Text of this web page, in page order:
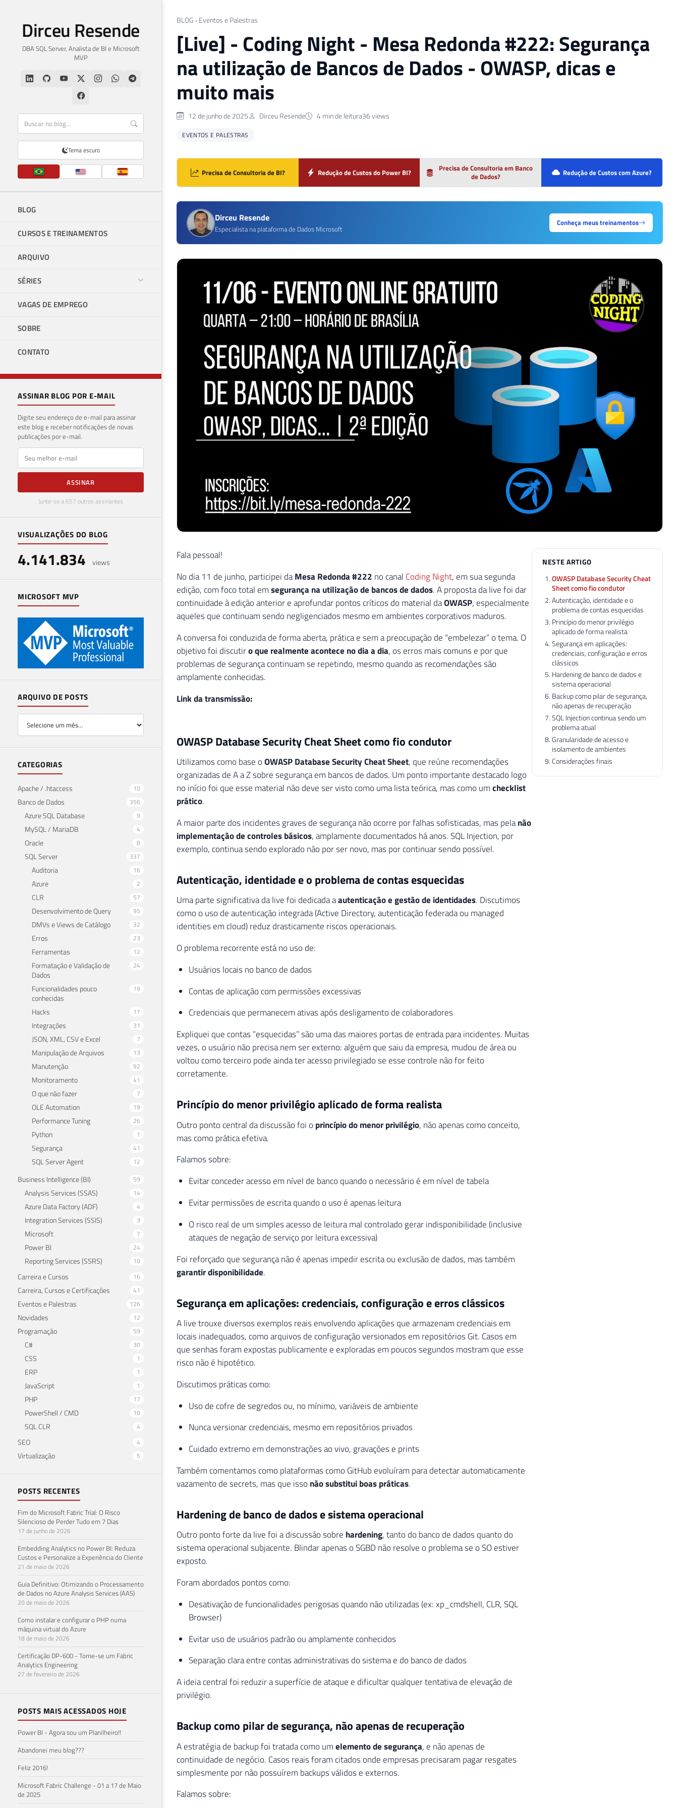
Dirceu Resende
DBA SQL Server, Analista de BI e Microsoft
MVP
Tema escuro
BLOG
CURSOS E TREINAMENTOS
ARQUIVO
SÉRIES
VAGAS DE EMPREGO
SOBRE
CONTATO
ASSINAR BLOG POR E-MAIL
Digite seu endereço de e-mail para assinar
este blog e receber notificações de novas
publicações por e-mail.
E-mail
ASSINAR
Junte-se a 657 outros assinantes
VISUALIZAÇÕES DO BLOG
4.141.834 views
MICROSOFT MVP
ARQUIVO DE POSTS
CATEGORIAS
Apache / .htaccess 10
Banco de Dados 356
Azure SQL Database 9
MySQL / MariaDB 4
Oracle 8
SQL Server 337
Auditoria 16
Azure 2
CLR 57
Desenvolvimento de Query 95
DMVs e Views de Catálogo 32
Erros 23
Ferramentas 12
Formatação e Validação de
Dados
24
Funcionalidades pouco
conhecidas
19
Hacks 17
Integrações 31
JSON, XML, CSV e Excel 7
Manipulação de Arquivos 13
Manutenção 92
Monitoramento 41
O que não fazer 7
OLE Automation 19
Performance Tuning 26
Python 1
Segurança 41
SQL Server Agent 12
Business Intelligence (BI) 59
Analysis Services (SSAS) 14
Azure Data Factory (ADF) 4
Integration Services (SSIS) 3
Microsoft 7
Power BI 24
Reporting Services (SSRS) 10
Carreira e Cursos 16
Carreira, Cursos e Certificações 41
Eventos e Palestras 126
Novidades 12
Programação 59
C# 30
CSS 1
ERP 1
JavaScript 1
PHP 17
PowerShell / CMD 10
SQL CLR 4
SEO 4
Virtualização 5
POSTS RECENTES
Fim do Microsoft Fabric Trial: O Risco
Silencioso de Perder Tudo em 7 Dias
17 de junho de 2026
Embedding Analytics no Power BI: Reduza
Custos e Personalize a Experiência do Cliente
21 de maio de 2026
Guia Definitivo: Otimizando o Processamento
de Dados no Azure Analysis Services (AAS)
20 de maio de 2026
Como instalar e configurar o PHP numa
máquina virtual do Azure
18 de maio de 2026
Certificação DP-600 - Torne-se um Fabric
Analytics Engineering
27 de fevereiro de 2026
POSTS MAIS ACESSADOS HOJE
Power BI - Agora sou um Planilheiro!!
Abandonei meu blog???
Feliz 2016!
Microsoft Fabric Challenge - 01 a 17 de Maio
de 2025
BLOG › Eventos e Palestras
[Live] - Coding Night - Mesa Redonda #222: Segurança
na utilização de Bancos de Dados - OWASP, dicas e
muito mais
12 de junho de 2025 Dirceu Resende 4 min de leitura36 views
EVENTOS E PALESTRAS
Precisa de Consultoria de BI? Redução de Custos do Power BI?
Precisa de Consultoria em Banco
de Dados?
Redução de Custos com Azure?
Dirceu Resende
Especialista na plataforma de Dados Microsoft
Conheça meus treinamentos
Fala pessoal!
No dia 11 de junho, participei daMesa Redonda #222 no canal Coding Night, em sua segunda
edição, com foco total emsegurança na utilização de bancos de dados. A proposta da live foi dar
continuidade à edição anterior e aprofundar pontos críticos do material daOWASP, especialmente
aqueles que continuam sendo negligenciados mesmo em ambientes corporativos maduros.
A conversa foi conduzida de forma aberta, prática e sem a preocupação de “embelezar” o tema. O
objetivo foi discutiro que realmente acontece no dia a dia, os erros mais comuns e por que
problemas de segurança continuam se repetindo, mesmo quando as recomendações são
amplamente conhecidas.
Link da transmissão:
OWASP Database Security Cheat Sheet como fio condutor
Utilizamos como base oOWASP Database Security Cheat Sheet, que reúne recomendações
organizadas de A a Z sobre segurança em bancos de dados. Um ponto importante destacado logo
no início foi que esse material não deve ser visto como uma lista teórica, mas como umchecklist
prático.
A maior parte dos incidentes graves de segurança não ocorre por falhas sofisticadas, mas pelanão
implementação de controles básicos, amplamente documentados há anos. SQL Injection, por
exemplo, continua sendo explorado não por ser novo, mas por continuar sendo possível.
Autenticação, identidade e o problema de contas esquecidas
Uma parte significativa da live foi dedicada aautenticação e gestão de identidades. Discutimos
como o uso de autenticação integrada (Active Directory, autenticação federada ou managed
identities em cloud) reduz drasticamente riscos operacionais.
O problema recorrente está no uso de:
Usuários locais no banco de dados
Contas de aplicação com permissões excessivas
Credenciais que permanecem ativas após desligamento de colaboradores
Expliquei que contas “esquecidas” são uma das maiores portas de entrada para incidentes. Muitas
vezes, o usuário não precisa nem ser externo: alguém que saiu da empresa, mudou de área ou
voltou como terceiro pode ainda ter acesso privilegiado se esse controle não for feito
corretamente.
Princípio do menor privilégio aplicado de forma realista
Outro ponto central da discussão foi o princípio do menor privilégio, não apenas como conceito,
mas como prática efetiva.
Falamos sobre:
Evitar conceder acesso em nível de banco quando o necessário é em nível de tabela
Evitar permissões de escrita quando o uso é apenas leitura
O risco real de um simples acesso de leitura mal controlado gerar indisponibilidade (inclusive
ataques de negação de serviço por leitura excessiva)
Foi reforçado que segurança não é apenas impedir escrita ou exclusão de dados, mas também
garantir disponibilidade.
Segurança em aplicações: credenciais, configuração e erros clássicos
A live trouxe diversos exemplos reais envolvendo aplicações que armazenam credenciais em
locais inadequados, como arquivos de configuração versionados em repositórios Git. Casos em
que senhas foram expostas publicamente e exploradas em poucos segundos mostram que esse
risco não é hipotético.
Discutimos práticas como:
Uso de cofre de segredos ou, no mínimo, variáveis de ambiente
Nunca versionar credenciais, mesmo em repositórios privados
Cuidado extremo em demonstrações ao vivo, gravações e prints
Também comentamos como plataformas como GitHub evoluíram para detectar automaticamente
vazamento de secrets, mas que isso não substitui boas práticas.
Hardening de banco de dados e sistema operacional
Outro ponto forte da live foi a discussão sobre hardening, tanto do banco de dados quanto do
sistema operacional subjacente. Blindar apenas o SGBD não resolve o problema se o SO estiver
exposto.
Foram abordados pontos como:
Desativação de funcionalidades perigosas quando não utilizadas (ex: xp_cmdshell, CLR, SQL
Browser)
Evitar uso de usuários padrão ou amplamente conhecidos
Separação clara entre contas administrativas do sistema e do banco de dados
A ideia central foi reduzir a superfície de ataque e dificultar qualquer tentativa de elevação de
privilégio.
Backup como pilar de segurança, não apenas de recuperação
A estratégia de backup foi tratada como umelemento de segurança, e não apenas de
continuidade de negócio. Casos reais foram citados onde empresas precisaram pagar resgates
simplesmente por não possuírem backups válidos e externos.
Falamos sobre:
NESTE ARTIGO
OWASP Database Security Cheat
Sheet como fio condutor
Autenticação, identidade e o
problema de contas esquecidas
Princípio do menor privilégio
aplicado de forma realista
Segurança em aplicações:
credenciais, configuração e erros
clássicos
Hardening de banco de dados e
sistema operacional
Backup como pilar de segurança,
não apenas de recuperação
SQL Injection continua sendo um
problema atual
Granularidade de acesso e
isolamento de ambientes
Considerações finais